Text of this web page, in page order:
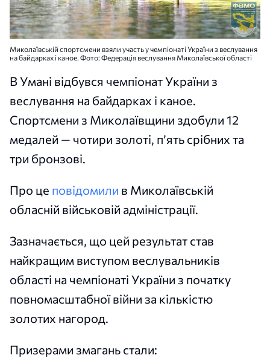
Миколаївській спортсмени взяли участь у чемпіонаті України з веслування
на байдарках і каное. Фото: Федерація веслування Миколаївської області
В Умані відбувся чемпіонат України з
веслування на байдарках і каное.
Спортсмени з Миколаївщини здобули 12
медалей — чотири золоті, п’ять срібних та
три бронзові.
Про це повідомили в Миколаївській
обласній військовій адміністрації.
Зазначається, що цей результат став
найкращим виступом веслувальників
області на чемпіонаті України з початку
повномасштабної війни за кількістю
золотих нагород.
Призерами змагань стали: